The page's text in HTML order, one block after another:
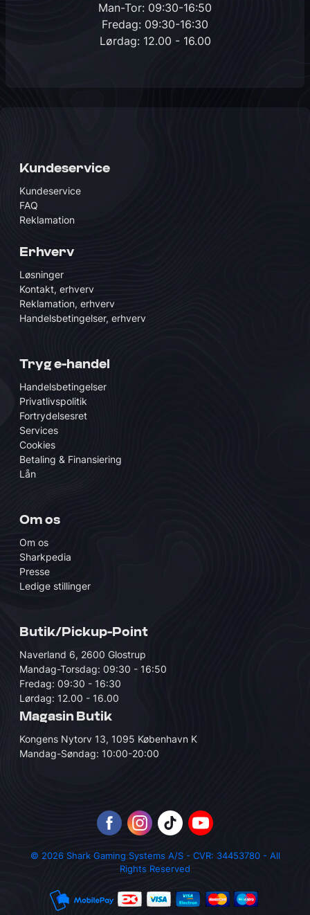
Man-Tor: 09:30-16:50
Fredag: 09:30-16:30
Lørdag: 12.00 - 16.00
Kundeservice
Kundeservice
FAQ
Reklamation
Erhverv
Løsninger
Kontakt, erhverv
Reklamation, erhverv
Handelsbetingelser, erhverv
Tryg e-handel
Handelsbetingelser
Privatlivspolitik
Fortrydelsesret
Services
Cookies
Betaling & Finansiering
Lån
Om os
Om os
Sharkpedia
Presse
Ledige stillinger
Butik/Pickup-Point
Naverland 6, 2600 Glostrup
Mandag-Torsdag: 09:30 - 16:50
Fredag: 09:30 - 16:30
Lørdag: 12.00 - 16.00
Magasin Butik
Kongens Nytorv 13, 1095 København K
Mandag-Søndag: 10:00-20:00
© 2026 Shark Gaming Systems A/S - CVR: 34453780 - All
Rights Reserved